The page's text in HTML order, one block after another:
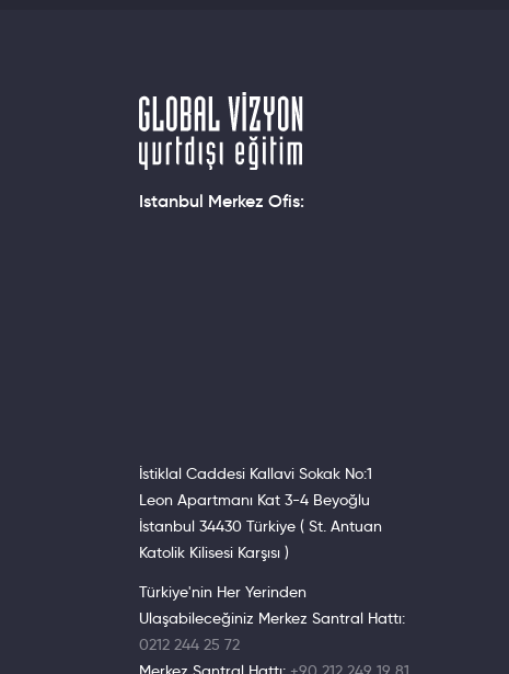
Istanbul Merkez Ofis:
İstiklal Caddesi Kallavi Sokak No:1
Leon Apartmanı Kat 3-4 Beyoğlu
İstanbul 34430 Türkiye ( St. Antuan
Katolik Kilisesi Karşısı )
Türkiye'nin Her Yerinden
Ulaşabileceğiniz Merkez Santral Hattı:
0212 244 25 72